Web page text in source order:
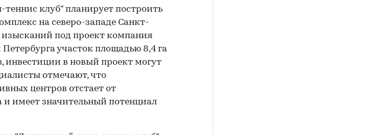
клуб" планирует построить
на северо-западе Санкт-
изысканий под проект компания
участок площадью 8,4 га
инвестиции в новый проект могут
отмечают, что
центров отстает от
и имеет значительный потенциал